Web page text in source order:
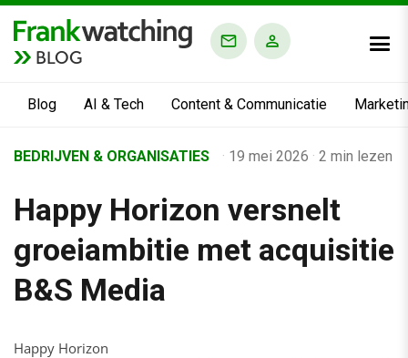
BLOG
Blog AI & Tech Content & Communicatie
Business Channel
Happy Horizon versnelt groeiambitie met acquisitie B&S
BEDRIJVEN & ORGANISATIES · 19 mei 2026 · 2 min lezen
Happy Horizon versnelt
groeiambitie met acquisitie
B&S Media
Happy Horizon